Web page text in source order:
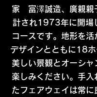
家 富澤誠造、廣親親
計され1973年に開場
コースです。地形を活
デザインとともに18
美しい景観とオーシャ
楽しみください。手入
たフェアウェイは常に